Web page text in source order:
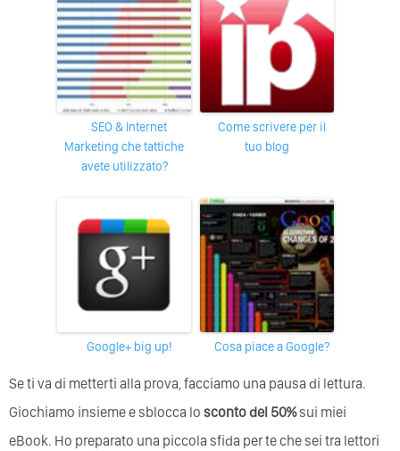
SEO & Internet
Marketing che tattiche
avete utilizzato?
Come scrivere per il
tuo blog
Google+ big up! Cosa piace a Google?
Se ti va di metterti alla prova, facciamo una pausa di lettura.
Giochiamo insieme e sblocca lo sconto del 50%sui miei
eBook. Ho preparato una piccola sfida per te che sei tra lettori